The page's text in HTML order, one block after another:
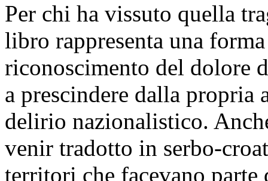
Per chi ha vissuto quella
libro rappresenta una
riconoscimento del dolore
a prescindere dalla propria
delirio nazionalistico.
venir tradotto in serbo-
territori che facevano